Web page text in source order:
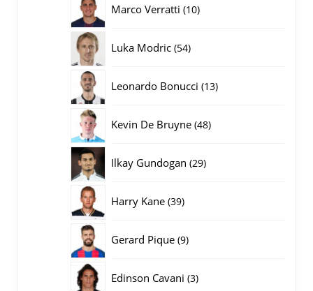
Marco Verratti 1010
Luka Modric 5454
Leonardo Bonucci 1313
Kevin De Bruyne 4848
Ilkay Gundogan 2929
Harry Kane 3939
Gerard Pique 99
Edinson Cavani 33